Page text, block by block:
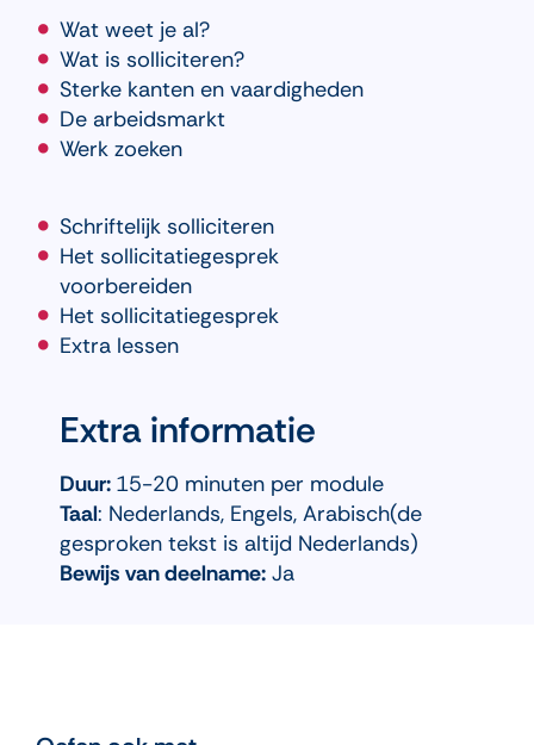
Wat weet je al?
Wat is solliciteren?
Sterke kanten en vaardigheden
De arbeidsmarkt
Werk zoeken
Schriftelijk solliciteren
Het sollicitatiegesprek
voorbereiden
Het sollicitatiegesprek
Extra lessen
Extra informatie
Duur: 15-20 minuten per module
Taal: Nederlands, Engels, Arabisch(de
gesproken tekst is altijd Nederlands)
Bewijs van deelname:Ja